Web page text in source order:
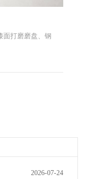
面打磨磨盘、钢
2026-07-24